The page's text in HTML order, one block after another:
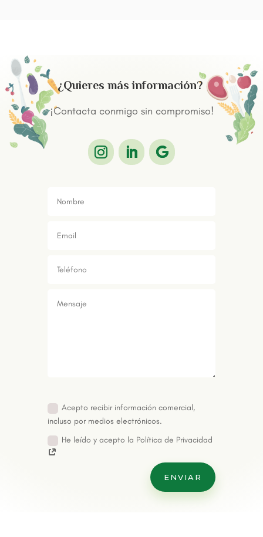
¿Quieres más información?
¡Contacta conmigo sin compromiso!
Acepto recibir información comercial,
incluso por medios electrónicos.
He leído y acepto la Política de Privacidad
ENVIAR